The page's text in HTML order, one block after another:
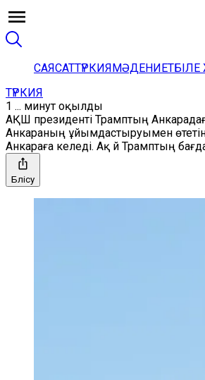
САЯСАТТҮРКИЯМӘДЕНИЕТБІЛЕ
ТҮРКИЯ
1 ... минут оқылды
АҚШ президенті Трамптың
Анкараның ұйымдастыруымен
Анкараға келеді. Ақ Үй Трамптың
Бөлісу